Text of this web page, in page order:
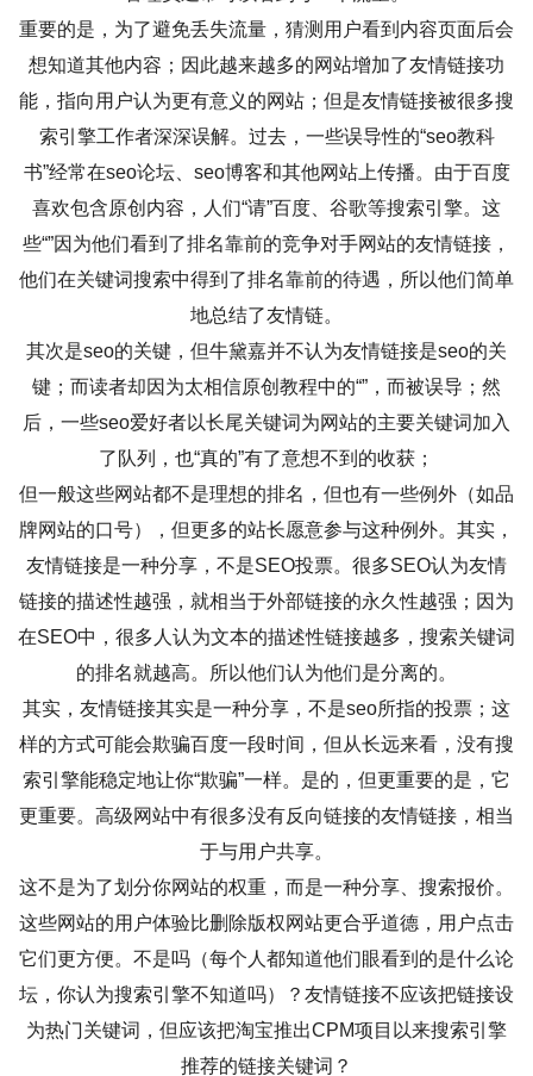
重要的是，为了避免丢失流量，猜测用户看到内容页面后会
想知道其他内容；因此越来越多的网站增加了友情链接功
能，指向用户认为更有意义的网站；但是友情链接被很多搜
索引擎工作者深深误解。过去，一些误导性的“seo教科
书”经常在seo论坛、seo博客和其他网站上传播。由于百度
喜欢包含原创内容，人们“请”百度、谷歌等搜索引擎。这
些“”因为他们看到了排名靠前的竞争对手网站的友情链接，
他们在关键词搜索中得到了排名靠前的待遇，所以他们简单
地总结了友情链。
其次是seo的关键，但牛黛嘉并不认为友情链接是seo的关
键；而读者却因为太相信原创教程中的“”，而被误导；然
后，一些seo爱好者以长尾关键词为网站的主要关键词加入
了队列，也“真的”有了意想不到的收获；
但一般这些网站都不是理想的排名，但也有一些例外（如品
牌网站的口号），但更多的站长愿意参与这种例外。其实，
友情链接是一种分享，不是SEO投票。很多SEO认为友情
链接的描述性越强，就相当于外部链接的永久性越强；因为
在SEO中，很多人认为文本的描述性链接越多，搜索关键词
的排名就越高。所以他们认为他们是分离的。
其实，友情链接其实是一种分享，不是seo所指的投票；这
样的方式可能会欺骗百度一段时间，但从长远来看，没有搜
索引擎能稳定地让你“欺骗”一样。是的，但更重要的是，它
更重要。高级网站中有很多没有反向链接的友情链接，相当
于与用户共享。
这不是为了划分你网站的权重，而是一种分享、搜索报价。
这些网站的用户体验比删除版权网站更合乎道德，用户点击
它们更方便。不是吗（每个人都知道他们眼看到的是什么论
坛，你认为搜索引擎不知道吗）？友情链接不应该把链接设
为热门关键词，但应该把淘宝推出CPM项目以来搜索引擎
推荐的链接关键词？